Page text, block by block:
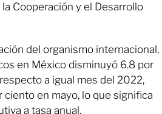
Cooperación y el Desarrollo
del organismo internacional,
en México disminuyó 6.8 por
a igual mes del 2022,
ciento en mayo, lo que significa
a tasa anual.